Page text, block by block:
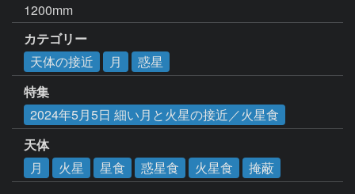
1200mm
カテゴリー
天体の接近
月
惑星
特集
2024年5月5日 細い月と火星の接近／火星食
天体
月
火星 星食 惑星食 火星食 掩蔽